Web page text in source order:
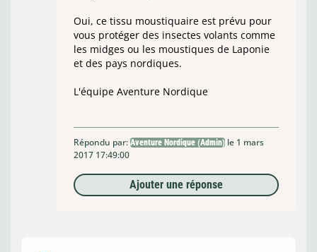
Oui, ce tissu moustiquaire est prévu pour
vous protéger des insectes volants comme
les midges ou les moustiques de Laponie
et des pays nordiques.
L'équipe Aventure Nordique
Répondu par: Aventure Nordique (Admin) le 1 mars
2017 17:49:00
Ajouter une réponse